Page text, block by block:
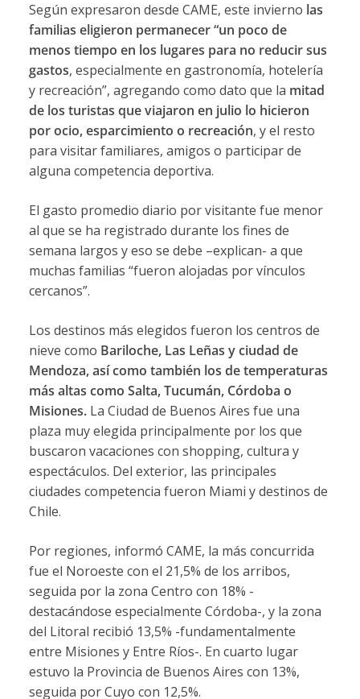
Según expresaron desde CAME, este invierno las
familias eligieron permanecer “un poco de
menos tiempo en los lugares para no reducir sus
gastos, especialmente en gastronomía, hotelería
y recreación”, agregando como dato que la mitad
de los turistas que viajaron en julio lo hicieron
por ocio, esparcimiento o recreación, y el resto
para visitar familiares, amigos o participar de
alguna competencia deportiva.
El gasto promedio diario por visitante fue menor
al que se ha registrado durante los fines de
semana largos y eso se debe –explican- a que
muchas familias “fueron alojadas por vínculos
cercanos”.
Los destinos más elegidos fueron los centros de
nieve como Bariloche, Las Leñas y ciudad de
Mendoza, así como también los de temperaturas
más altas como Salta, Tucumán, Córdoba o
Misiones. La Ciudad de Buenos Aires fue una
plaza muy elegida principalmente por los que
buscaron vacaciones con shopping, cultura y
espectáculos. Del exterior, las principales
ciudades competencia fueron Miami y destinos de
Chile.
Por regiones, informó CAME, la más concurrida
fue el Noroeste con el 21,5% de los arribos,
seguida por la zona Centro con 18% -
destacándose especialmente Córdoba-, y la zona
del Litoral recibió 13,5% -fundamentalmente
entre Misiones y Entre Ríos-. En cuarto lugar
estuvo la Provincia de Buenos Aires con 13%,
seguida por Cuyo con 12,5%.